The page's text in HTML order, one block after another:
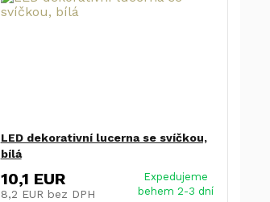
LED dekorativní lucerna se svíčkou,
bílá
10,1 EUR
8,2 EUR bez DPH
Expedujeme
behem 2-3 dní